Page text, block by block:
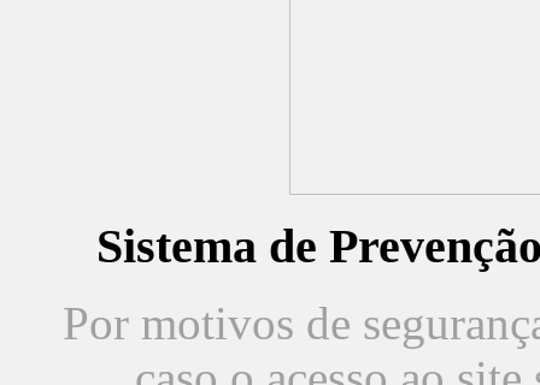
Sistema de
Por motivos de